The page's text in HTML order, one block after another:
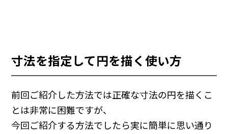
寸法を指定して円を描く使い方
前回ご紹介した方法では正確な寸法の円を描くこ
とは非常に困難ですが、
今回ご紹介する方法でしたら実に簡単に思い通り